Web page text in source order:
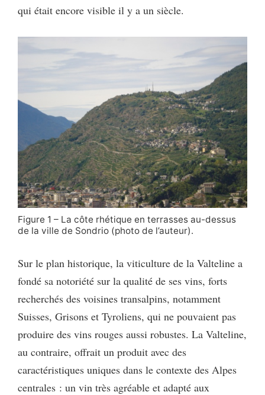
qui était encore visible il y a un siècle.
Figure 1 – La côte rhétique en terrasses au-dessus
de la ville de Sondrio (photo de l’auteur).
Sur le plan historique, la viticulture de la Valteline a
fondé sa notoriété sur la qualité de ses vins, forts
recherchés des voisines transalpins, notamment
Suisses, Grisons et Tyroliens, qui ne pouvaient pas
produire des vins rouges aussi robustes. La Valteline,
au contraire, offrait un produit avec des
caractéristiques uniques dans le contexte des Alpes
centrales : un vin très agréable et adapté aux